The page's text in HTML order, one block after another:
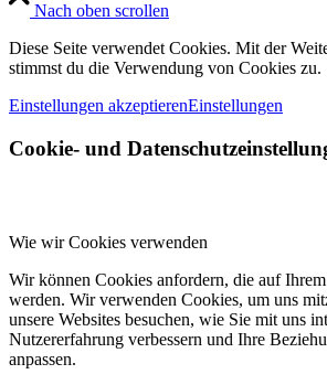
Nach oben scrollen
Diese Seite verwendet Cookies. Mit der
stimmst du die Verwendung von Cookies zu.
Einstellungen akzeptierenEinstellungen
Cookie- und
Wie wir Cookies verwenden
Wir können Cookies anfordern, die auf
werden. Wir verwenden Cookies, um uns
unsere Websites besuchen, wie Sie mit uns
Nutzererfahrung verbessern und Ihre
anpassen.